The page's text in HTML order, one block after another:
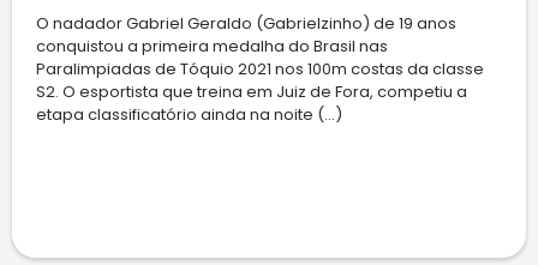
O nadador Gabriel Geraldo (Gabrielzinho) de 19 anos
conquistou a primeira medalha do Brasil nas
Paralimpiadas de Tóquio 2021 nos 100m costas da classe
S2. O esportista que treina em Juiz de Fora, competiu a
etapa classificatório ainda na noite (...)